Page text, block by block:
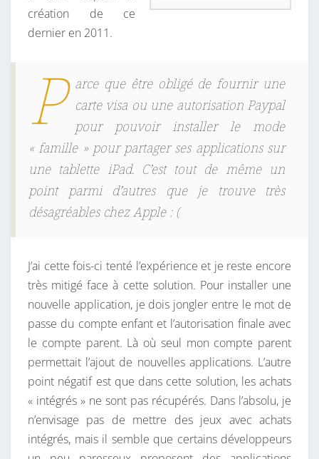
création de ce
dernier en 2011.
P arce que être obligé de fournir une
carte visa ou une autorisation Paypal
pour pouvoir installer le mode
« famille » pour partager ses applications sur
une tablette iPad. C’est tout de même un
point parmi d’autres que je trouve très
désagréables chez Apple : (
J’ai cette fois-ci tenté l’expérience et je reste encore
très mitigé face à cette solution. Pour installer une
nouvelle application, je dois jongler entre le mot de
passe du compte enfant et l’autorisation finale avec
le compte parent. Là où seul mon compte parent
permettait l’ajout de nouvelles applications. L’autre
point négatif est que dans cette solution, les achats
« intégrés » ne sont pas récupérés. Dans l’absolu, je
n’envisage pas de mettre des jeux avec achats
intégrés, mais il semble que certains développeurs